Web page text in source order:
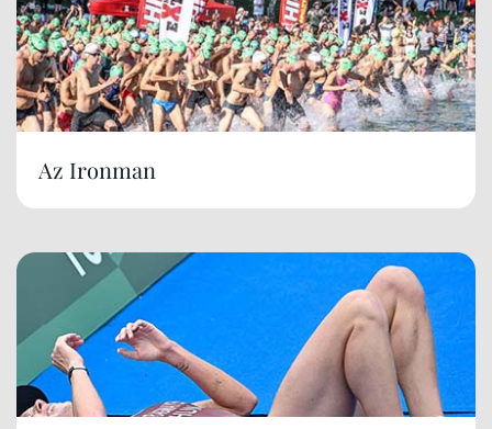
Az Ironman